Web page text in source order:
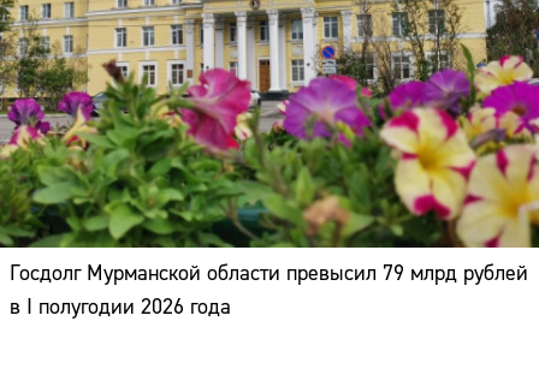
Госдолг Мурманской области превысил 79 млрд рублей
в I полугодии 2026 года